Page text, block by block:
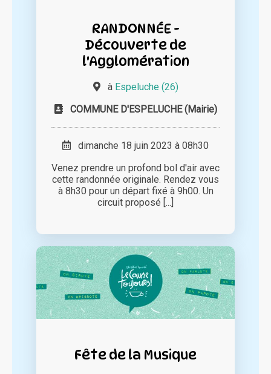
RANDONNÉE -
Découverte de
l'Agglomération
à Espeluche (26)
COMMUNE D'ESPELUCHE (Mairie)
dimanche 18 juin 2023 à 08h30
Venez prendre un profond bol d'air avec
cette randonnée originale. Rendez vous
à 8h30 pour un départ fixé à 9h00. Un
circuit proposé [...]
Fête de la Musique